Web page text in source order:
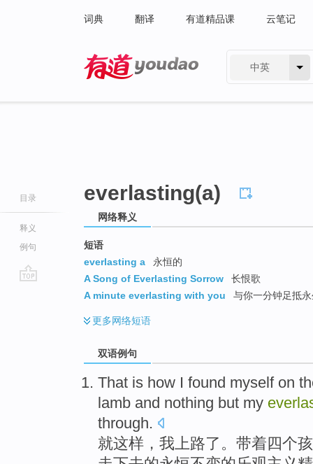
词典 翻译 有道精品课 云笔记
中英
目录
释义
例句
everlasting(a)
网络释义
短语
everlasting a
永恒的
A Song of Everlasting Sorrow
长恨歌
A minute everlasting with you
与你一分钟足抵
更多网络短语
双语例句
That is how I found myself on
lamb and nothing but my
through.
就这样， 我上路了 。 带着 四个